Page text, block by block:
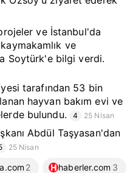
ve İstanbul'da
ve
Soytürk'e bilgi verdi.
tarafından 53 bin
hayvan bakım evi ve
bulundu.
4 25 Nisan
Abdül Taşyasan'dan
25 Nisan
2 haberler.com 3